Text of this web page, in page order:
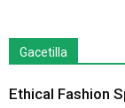
Gacetilla
Ethical Fashion